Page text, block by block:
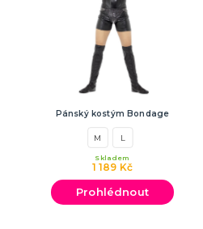
Pánský kostým Bondage
M L
1 189 Kč
Skladem
Prohlédnout